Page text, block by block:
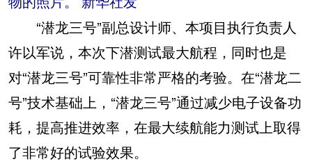
“潜龙三号”副总设计师、本项目执行负责人
许以军说，本次下潜测试最大航程，同时也是
对“潜龙三号”可靠性非常严格的考验。在“潜龙二
号”技术基础上，“潜龙三号”通过减少电子设备功
耗，提高推进效率，在最大续航能力测试上取得
了非常好的试验效果。